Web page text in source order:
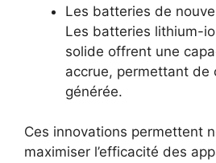
Les batteries de
Les batteries lithium-
solide offrent une
accrue, permettant de
générée.
Ces innovations permettent
maximiser l’efficacité des